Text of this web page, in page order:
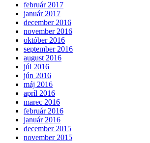
február 2017
január 2017
december 2016
november 2016
október 2016
september 2016
august 2016
júl 2016
jún 2016
máj 2016
apríl 2016
marec 2016
február 2016
január 2016
december 2015
november 2015